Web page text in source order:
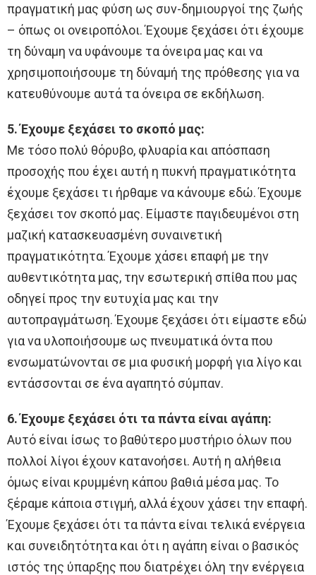
πραγματική μας φύση ως συν-δημιουργοί της ζωής
– όπως οι ονειροπόλοι. Έχουμε ξεχάσει ότι έχουμε
τη δύναμη να υφάνουμε τα όνειρα μας και να
χρησιμοποιήσουμε τη δύναμή της πρόθεσης για να
κατευθύνουμε αυτά τα όνειρα σε εκδήλωση.
5. Έχουμε ξεχάσει το σκοπό μας:
Με τόσο πολύ θόρυβο, φλυαρία και απόσπαση
προσοχής που έχει αυτή η πυκνή πραγματικότητα
έχουμε ξεχάσει τι ήρθαμε να κάνουμε εδώ. Έχουμε
ξεχάσει τον σκοπό μας. Είμαστε παγιδευμένοι στη
μαζική κατασκευασμένη συναινετική
πραγματικότητα. Έχουμε χάσει επαφή με την
αυθεντικότητα μας, την εσωτερική σπίθα που μας
οδηγεί προς την ευτυχία μας και την
αυτοπραγμάτωση. Έχουμε ξεχάσει ότι είμαστε εδώ
για να υλοποιήσουμε ως πνευματικά όντα που
ενσωματώνονται σε μια φυσική μορφή για λίγο και
εντάσσονται σε ένα αγαπητό σύμπαν.
6. Έχουμε ξεχάσει ότι τα πάντα είναι αγάπη:
Αυτό είναι ίσως το βαθύτερο μυστήριο όλων που
πολλοί λίγοι έχουν κατανοήσει. Αυτή η αλήθεια
όμως είναι κρυμμένη κάπου βαθιά μέσα μας. Το
ξέραμε κάποια στιγμή, αλλά έχουν χάσει την επαφή.
Έχουμε ξεχάσει ότι τα πάντα είναι τελικά ενέργεια
και συνειδητότητα και ότι η αγάπη είναι ο βασικός
ιστός της ύπαρξης που διατρέχει όλη την ενέργεια